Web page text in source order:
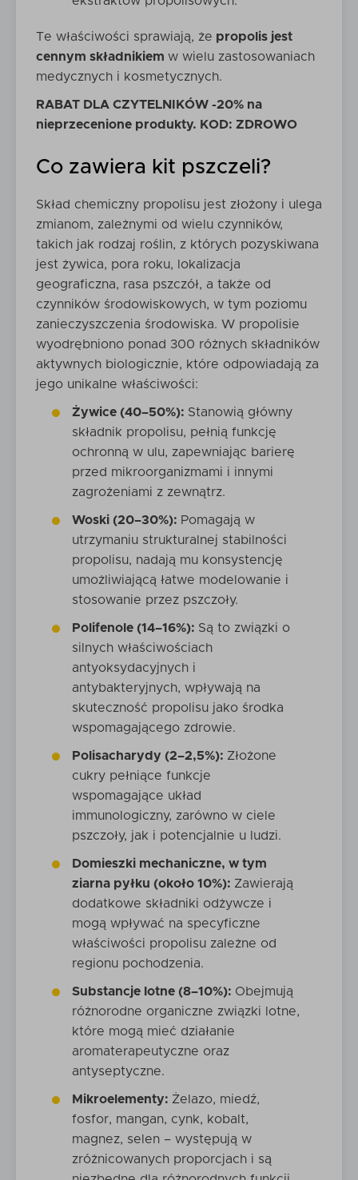
Te właściwości sprawiają, że propolis jest
cennym składnikiem w wielu zastosowaniach
medycznych i kosmetycznych.
RABAT DLA CZYTELNIKÓW -20% na
nieprzecenione produkty. KOD: ZDROWO
Co zawiera kit pszczeli?
Skład chemiczny propolisu jest złożony i ulega
zmianom, zależnymi od wielu czynników,
takich jak rodzaj roślin, z których pozyskiwana
jest żywica, pora roku, lokalizacja
geograficzna, rasa pszczół, a także od
czynników środowiskowych, w tym poziomu
zanieczyszczenia środowiska. W propolisie
wyodrębniono ponad 300 różnych składników
aktywnych biologicznie, które odpowiadają za
jego unikalne właściwości:
Żywice (40–50%): Stanowią główny
składnik propolisu, pełnią funkcję
ochronną w ulu, zapewniając barierę
przed mikroorganizmami i innymi
zagrożeniami z zewnątrz.
Woski (20–30%): Pomagają w
utrzymaniu strukturalnej stabilności
propolisu, nadają mu konsystencję
umożliwiającą łatwe modelowanie i
stosowanie przez pszczoły.
Polifenole (14–16%): Są to związki o
silnych właściwościach
antyoksydacyjnych i
antybakteryjnych, wpływają na
skuteczność propolisu jako środka
wspomagającego zdrowie.
Polisacharydy (2–2,5%): Złożone
cukry pełniące funkcje
wspomagające układ
immunologiczny, zarówno w ciele
pszczoły, jak i potencjalnie u ludzi.
Domieszki mechaniczne, w tym
ziarna pyłku (około 10%): Zawierają
dodatkowe składniki odżywcze i
mogą wpływać na specyficzne
właściwości propolisu zależne od
regionu pochodzenia.
Substancje lotne (8–10%): Obejmują
różnorodne organiczne związki lotne,
które mogą mieć działanie
aromaterapeutyczne oraz
antyseptyczne.
Mikroelementy: Żelazo, miedź,
fosfor, mangan, cynk, kobalt,
magnez, selen – występują w
zróżnicowanych proporcjach i są